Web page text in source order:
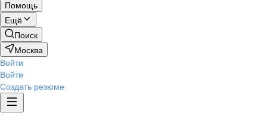
Помощь
Ещё
Поиск
Москва
Войти
Войти
Создать резюме